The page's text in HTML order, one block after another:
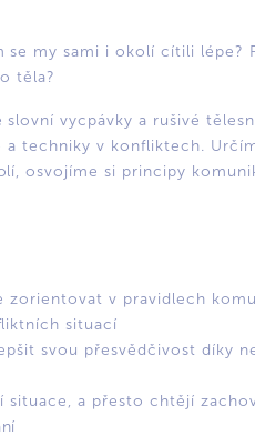
se my sami i okolí cítili lépe?
těla?
vycpávky a rušivé
a techniky v konfliktech.
osvojíme si principy
zorientovat v pravidlech
situací
svou přesvědčivost díky
situace, a přesto chtějí